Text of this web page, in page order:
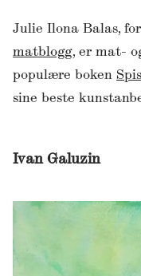
Julie Ilona Balas,
matblogg, er mat-
populære boken
sine beste
Ivan Galuzin